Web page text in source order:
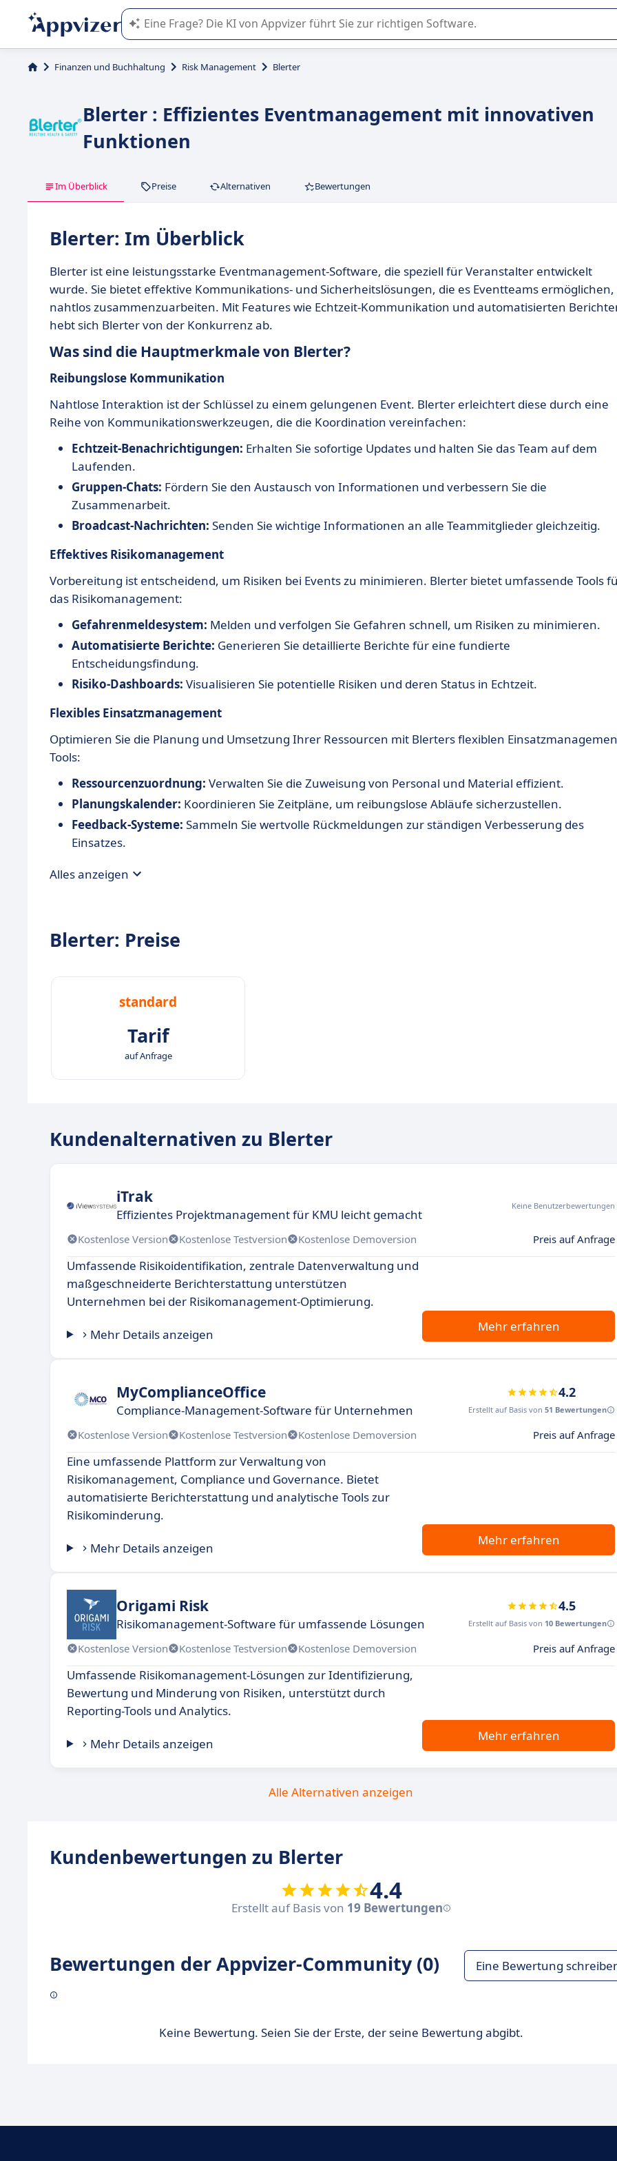
Die KI von Appvizer führt Sie bei der Nutzung oder Auswahl von SaaS-Software in Unternehmen.
Finanzen und Buchhaltung Risk Management Blerter
Blerter : Effizientes Eventmanagement mit innovativen
Funktionen
Im Überblick Preise Alternativen Bewertungen
Blerter: Im Überblick
Blerter ist eine leistungsstarke Eventmanagement-Software, die speziell für Veranstalter entwickelt
wurde. Sie bietet effektive Kommunikations- und Sicherheitslösungen, die es Eventteams ermöglichen,
nahtlos zusammenzuarbeiten. Mit Features wie Echtzeit-Kommunikation und automatisierten
hebt sich Blerter von der Konkurrenz ab.
Was sind die Hauptmerkmale von Blerter?
Reibungslose Kommunikation
Nahtlose Interaktion ist der Schlüssel zu einem gelungenen Event. Blerter erleichtert diese durch eine
Reihe von Kommunikationswerkzeugen, die die Koordination vereinfachen:
Echtzeit-Benachrichtigungen: Erhalten Sie sofortige Updates und halten Sie das Team auf dem
Laufenden.
Gruppen-Chats: Fördern Sie den Austausch von Informationen und verbessern Sie die
Zusammenarbeit.
Broadcast-Nachrichten: Senden Sie wichtige Informationen an alle Teammitglieder gleichzeitig.
Effektives Risikomanagement
Vorbereitung ist entscheidend, um Risiken bei Events zu minimieren. Blerter bietet umfassende Tools
das Risikomanagement:
Gefahrenmeldesystem: Melden und verfolgen Sie Gefahren schnell, um Risiken zu minimieren.
Automatisierte Berichte: Generieren Sie detaillierte Berichte für eine fundierte
Entscheidungsfindung.
Risiko-Dashboards: Visualisieren Sie potentielle Risiken und deren Status in Echtzeit.
Flexibles Einsatzmanagement
Optimieren Sie die Planung und Umsetzung Ihrer Ressourcen mit Blerters flexiblen
Tools:
Ressourcenzuordnung: Verwalten Sie die Zuweisung von Personal und Material effizient.
Planungskalender: Koordinieren Sie Zeitpläne, um reibungslose Abläufe sicherzustellen.
Feedback-Systeme: Sammeln Sie wertvolle Rückmeldungen zur ständigen Verbesserung des
Einsatzes.
Alles anzeigen
Blerter: Preise
standard
Tarif
auf Anfrage
Kundenalternativen zu Blerter
iTrak
Effizientes Projektmanagement für KMU leicht gemacht
Keine Benutzerbewertungen
Kostenlose Version Kostenlose Testversion Kostenlose Demoversion Preis auf Anfrage
Umfassende Risikoidentifikation, zentrale Datenverwaltung und
maßgeschneiderte Berichterstattung unterstützen
Unternehmen bei der Risikomanagement-Optimierung.
Mehr Details anzeigen
Mehr erfahren
MyComplianceOffice
Compliance-Management-Software für Unternehmen
4.2
Erstellt auf Basis von 51 Bewertungen
Kostenlose Version Kostenlose Testversion Kostenlose Demoversion Preis auf Anfrage
Eine umfassende Plattform zur Verwaltung von
Risikomanagement, Compliance und Governance. Bietet
automatisierte Berichterstattung und analytische Tools zur
Risikominderung.
Mehr Details anzeigen
Mehr erfahren
Origami Risk
Risikomanagement-Software für umfassende Lösungen
4.5
Erstellt auf Basis von 10 Bewertungen
Kostenlose Version Kostenlose Testversion Kostenlose Demoversion Preis auf Anfrage
Umfassende Risikomanagement-Lösungen zur Identifizierung,
Bewertung und Minderung von Risiken, unterstützt durch
Reporting-Tools und Analytics.
Mehr Details anzeigen
Mehr erfahren
Alle Alternativen anzeigen
Kundenbewertungen zu Blerter
4.4
Erstellt auf Basis von 19 Bewertungen
Bewertungen der Appvizer-Community (0) Eine Bewertung
Keine Bewertung. Seien Sie der Erste, der seine Bewertung abgibt.